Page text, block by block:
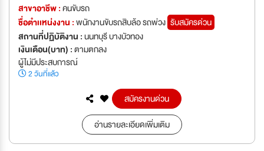
สาขาอาชีพ :คนขับรถ
ชื่อตำเเหน่งงาน :พนักงานขับรถสิบล้อ รถพ่วง รับสมัครด่วน
สถานที่ปฏิบัติงาน :นนทบุรี บางบัวทอง
เงินเดือน(บาท) :ตามตกลง
ผู้ไม่มีประสบการณ์
2 วันที่แล้ว
สมัครงานด่วน
อ่านรายละเอียดเพิ่มเติม